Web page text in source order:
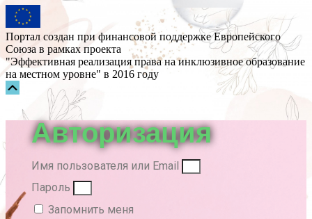
Портал создан при финансовой поддержке Европейского
Союза в рамках проекта
"Эффективная реализация права на инклюзивное образование
на местном уровне" в 2016 году
Прокрутка
вверх
Авторизация
Имя пользователя или Email
Пароль
Запомнить меня